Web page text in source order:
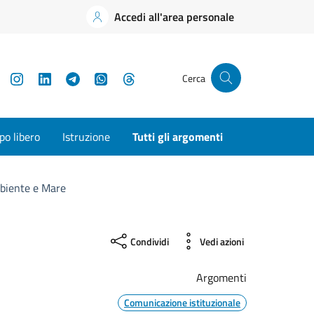
Accedi all'area personale
InstagramLinkedInTelegramWhatsApp Cerca
libero Istruzione Tutti gli argomenti
e Mare
Condividi Vedi azioni
Argomenti
Comunicazione istituzionale